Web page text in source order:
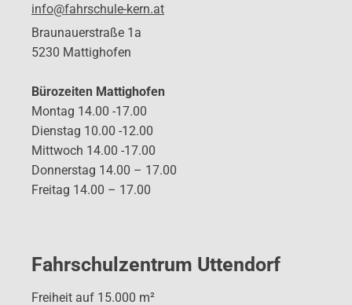
info@fahrschule-kern.at
Braunauerstraße 1a
5230 Mattighofen
Bürozeiten Mattighofen
Montag 14.00 -17.00
Dienstag 10.00 -12.00
Mittwoch 14.00 -17.00
Donnerstag 14.00 – 17.00
Freitag 14.00 – 17.00
Fahrschulzentrum Uttendorf
Freiheit auf 15.000 m²